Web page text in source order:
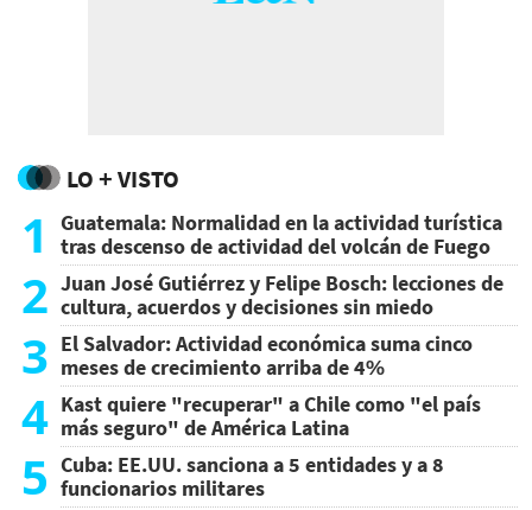
LO + VISTO
1
Guatemala: Normalidad en la actividad turística
tras descenso de actividad del volcán de Fuego
2 Juan José Gutiérrez y Felipe Bosch: lecciones de
cultura, acuerdos y decisiones sin miedo
3 El Salvador: Actividad económica suma cinco
meses de crecimiento arriba de 4%
4 Kast quiere "recuperar" a Chile como "el país
más seguro" de América Latina
5 Cuba: EE.UU. sanciona a 5 entidades y a 8
funcionarios militares